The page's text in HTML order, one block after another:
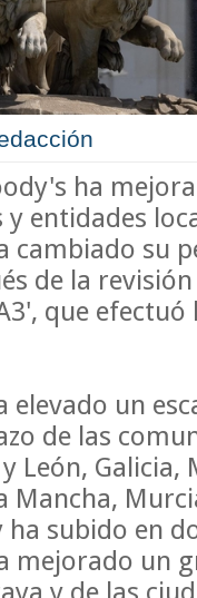
ha
entidades
cambiado su
de la
que
elevado un
de las
León, Galicia,
Mancha,
subido en
mejorado un